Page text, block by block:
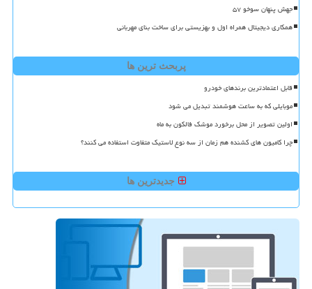
جهش پنهان سوخو ۵۷
همکاری دیجیتال همراه اول و بهزیستی برای ساخت بنای مهربانی
پربحث ترین ها
قابل اعتمادترین برندهای خودرو
موبایلی که به ساعت هوشمند تبدیل می شود
اولین تصویر از محل برخورد موشک فالکون به ماه
چرا کامیون های کشنده هم زمان از سه نوع لاستیک متفاوت استفاده می کنند؟
جدیدترین ها